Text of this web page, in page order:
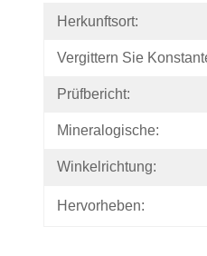
Herkunftsort:
Vergittern Sie
Prüfbericht:
Mineralogische:
Winkelrichtung:
Hervorheben: